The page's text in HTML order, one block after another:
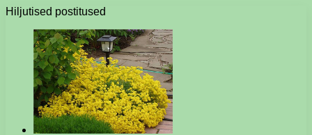
Hiljutised postitused